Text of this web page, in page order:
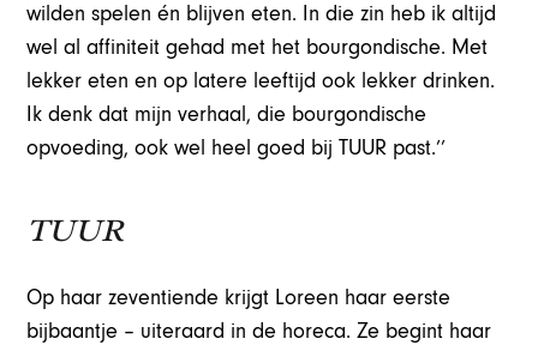
wilden spelen én blijven eten. In die zin heb ik altijd
wel al affiniteit gehad met het bourgondische. Met
lekker eten en op latere leeftijd ook lekker drinken.
Ik denk dat mijn verhaal, die bourgondische
opvoeding, ook wel heel goed bij TUUR past.’’
TUUR
Op haar zeventiende krijgt Loreen haar eerste
bijbaantje – uiteraard in de horeca. Ze begint haar